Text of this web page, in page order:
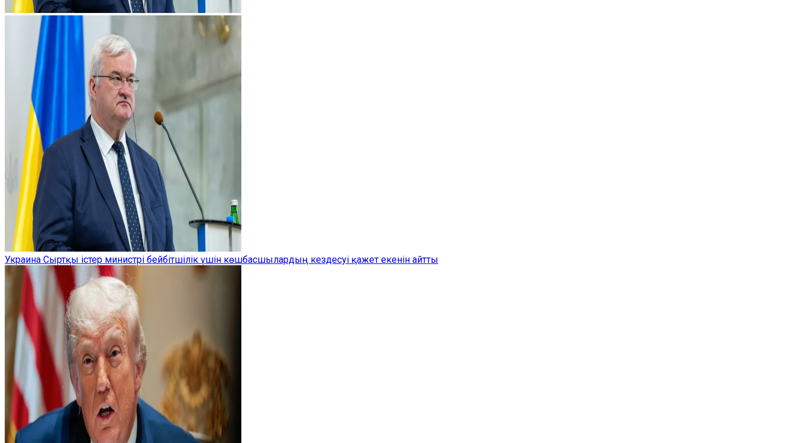
Украина Сыртқы істер министрі бейбітшілік үшін көшбасшылардың кездесуі қажет екенін айтты